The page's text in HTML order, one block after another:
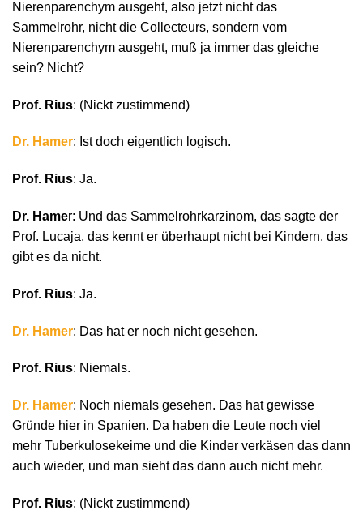
Nierenparenchym ausgeht, also jetzt nicht das
Sammelrohr, nicht die Collecteurs, sondern vom
Nierenparenchym ausgeht, muß ja immer das gleiche
sein? Nicht?
Prof. Rius: (Nickt zustimmend)
Dr. Hamer: Ist doch eigentlich logisch.
Prof. Rius: Ja.
Dr. Hamer: Und das Sammelrohrkarzinom, das sagte der
Prof. Lucaja, das kennt er überhaupt nicht bei Kindern, das
gibt es da nicht.
Prof. Rius: Ja.
Dr. Hamer: Das hat er noch nicht gesehen.
Prof. Rius: Niemals.
Dr. Hamer: Noch niemals gesehen. Das hat gewisse
Gründe hier in Spanien. Da haben die Leute noch viel
mehr Tuberkulosekeime und die Kinder verkäsen das dann
auch wieder, und man sieht das dann auch nicht mehr.
Prof. Rius: (Nickt zustimmend)